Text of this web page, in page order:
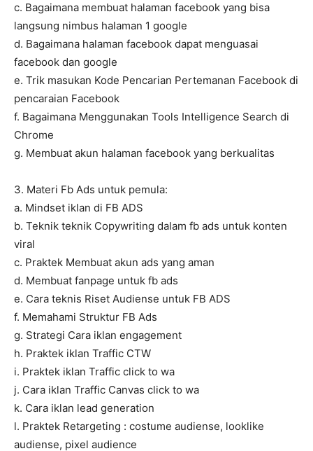
c. Bagaimana membuat halaman facebook yang bisa
langsung nimbus halaman 1 google
d. Bagaimana halaman facebook dapat menguasai
facebook dan google
e. Trik masukan Kode Pencarian Pertemanan Facebook di
pencaraian Facebook
f. Bagaimana Menggunakan Tools Intelligence Search di
Chrome
g. Membuat akun halaman facebook yang berkualitas
3. Materi Fb Ads untuk pemula:
a. Mindset iklan di FB ADS
b. Teknik teknik Copywriting dalam fb ads untuk konten
viral
c. Praktek Membuat akun ads yang aman
d. Membuat fanpage untuk fb ads
e. Cara teknis Riset Audiense untuk FB ADS
f. Memahami Struktur FB Ads
g. Strategi Cara iklan engagement
h. Praktek iklan Traffic CTW
i. Praktek iklan Traffic click to wa
j. Cara iklan Traffic Canvas click to wa
k. Cara iklan lead generation
l. Praktek Retargeting : costume audiense, looklike
audiense, pixel audience